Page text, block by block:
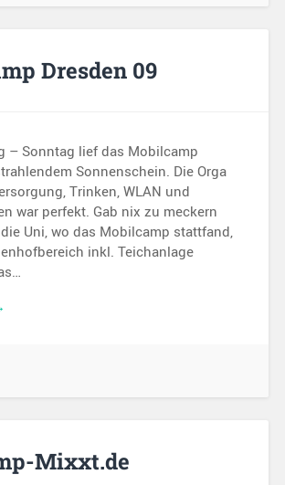
Dresden 09
– Sonntag lief das Mobilcamp
Sonnenschein. Die Orga
Trinken, WLAN und
war perfekt. Gab nix zu meckern
Uni, wo das Mobilcamp stattfand,
inkl. Teichanlage
Mixxt.de